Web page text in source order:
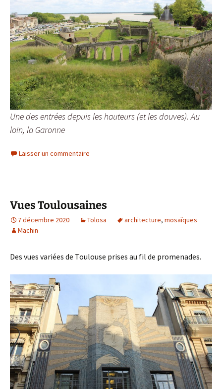
Une des entrées depuis les hauteurs (et les douves). Au
loin, la Garonne
Laisser un commentaire
Vues Toulousaines
7 décembre 2020 Tolosa architecture, mosaïques
Machin
Des vues variées de Toulouse prises au fil de promenades.